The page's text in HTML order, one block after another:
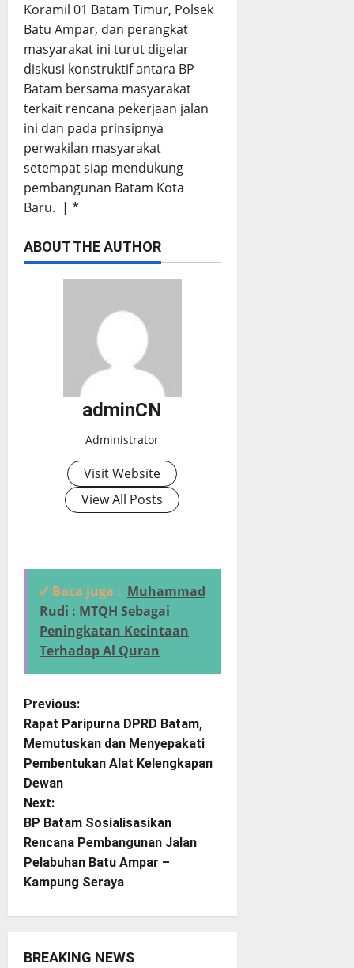
Koramil 01 Batam Timur, Polsek
Batu Ampar, dan perangkat
masyarakat ini turut digelar
diskusi konstruktif antara BP
Batam bersama masyarakat
terkait rencana pekerjaan jalan
ini dan pada prinsipnya
perwakilan masyarakat
setempat siap mendukung
pembangunan Batam Kota
Baru. | *
ABOUT THE AUTHOR
adminCN
Administrator
Visit Website
View All Posts
✓ Baca juga : Muhammad
Rudi : MTQH Sebagai
Peningkatan Kecintaan
Terhadap Al Quran
P
o
s
t
n
a
v
Previous:
Rapat Paripurna DPRD Batam,
Memutuskan dan Menyepakati
Pembentukan Alat Kelengkapan
Dewan
Next:
BP Batam Sosialisasikan
Rencana Pembangunan Jalan
Pelabuhan Batu Ampar –
Kampung Seraya
BREAKING NEWS